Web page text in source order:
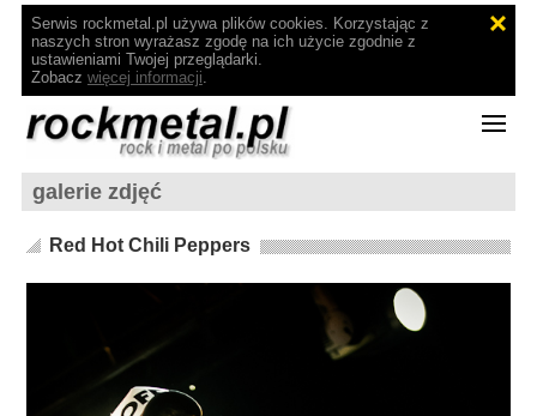
Serwis rockmetal.pl używa plików cookies. Korzystając z
naszych stron wyrażasz zgodę na ich użycie zgodnie z
ustawieniami Twojej przeglądarki.
Zobacz więcej informacji.
galerie zdjęć
Red Hot Chili Peppers